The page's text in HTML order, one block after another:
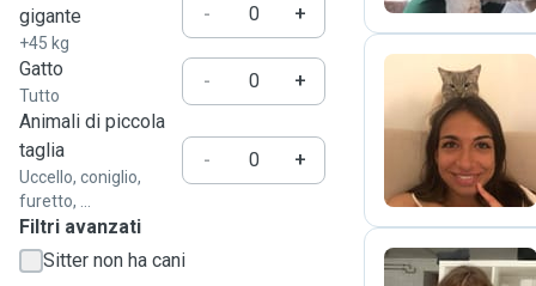
gigante
+45 kg
- +
Gatto
Tutto
-
+
Animali di piccola
taglia
Uccello, coniglio,
furetto, ...
- +
Filtri avanzati
Sitter non ha cani
M